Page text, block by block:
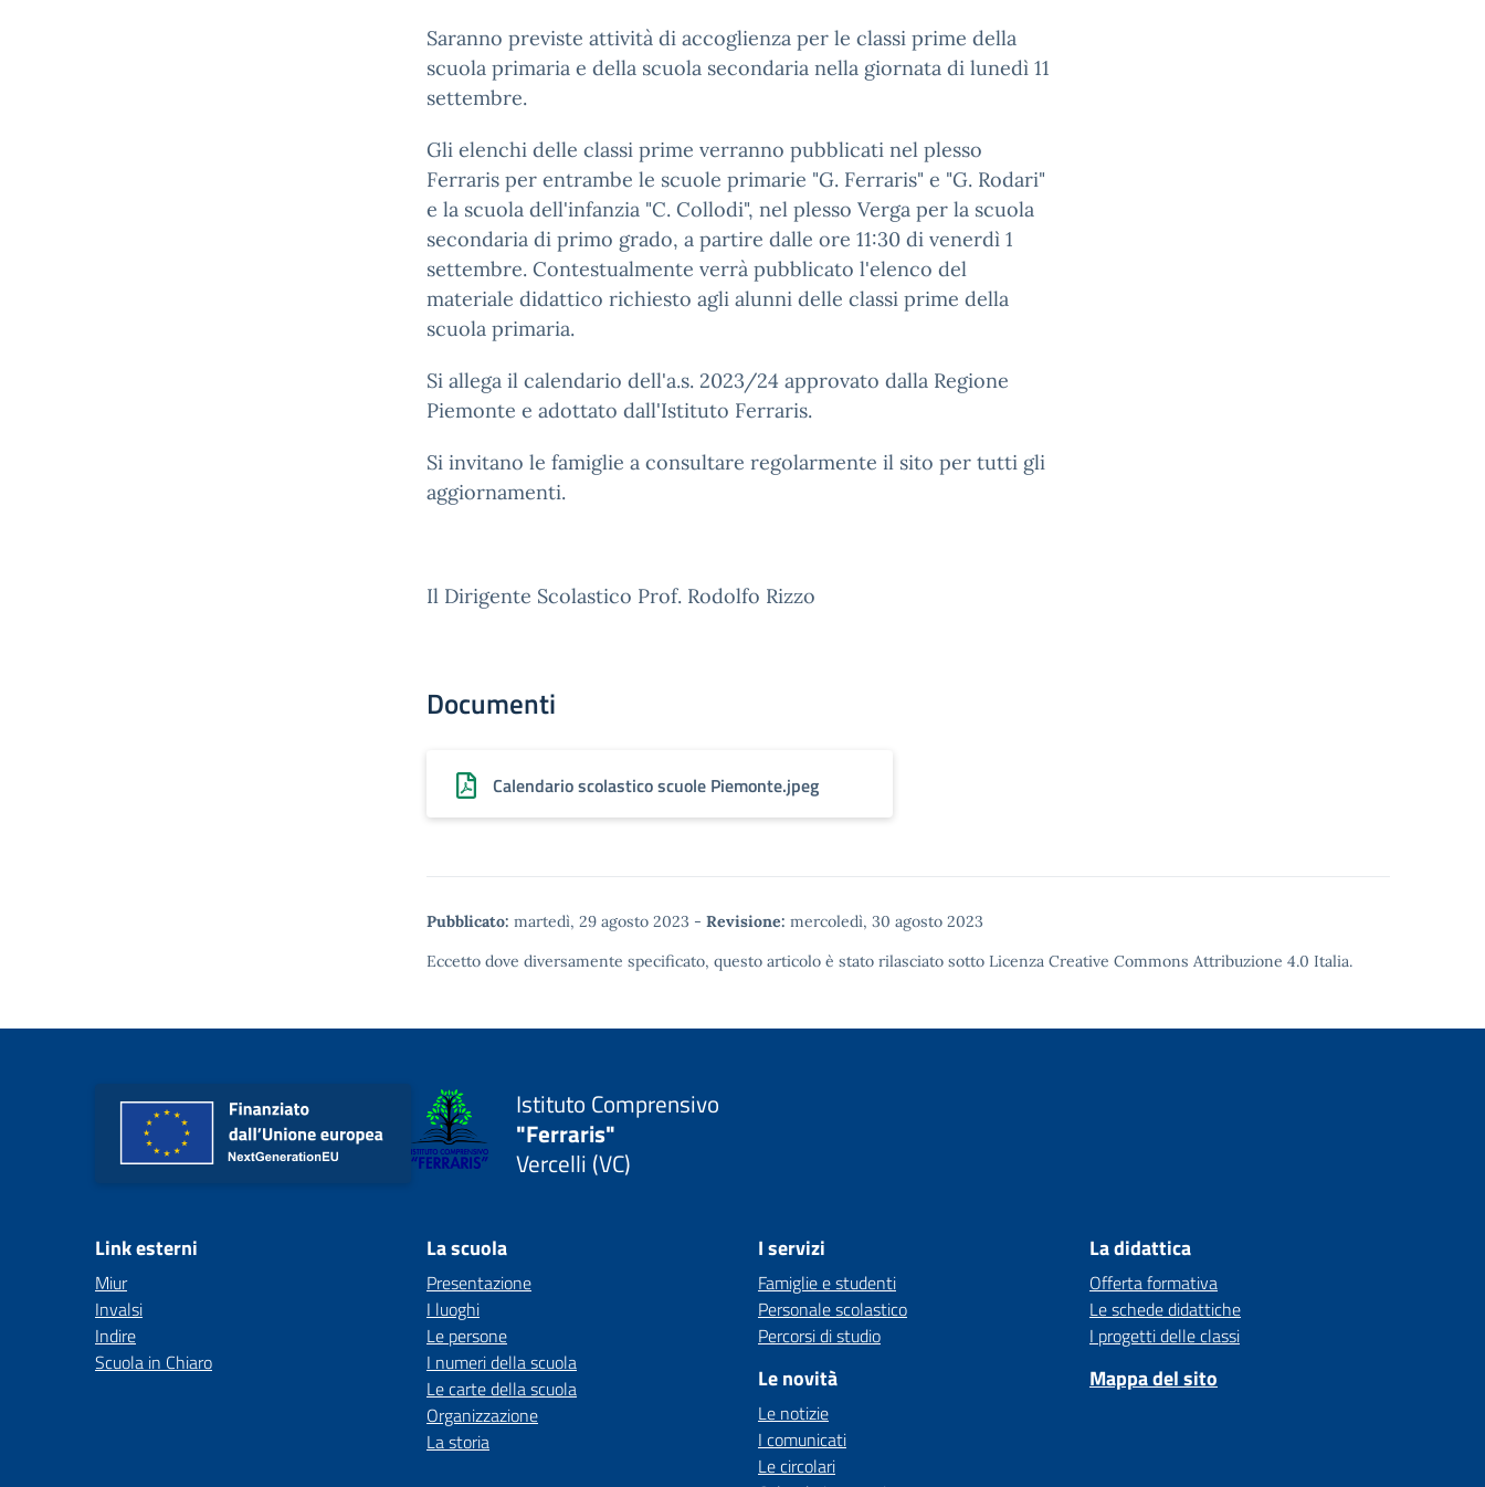
Saranno previste attività di accoglienza per le classi prime della
scuola primaria e della scuola secondaria nella giornata di lunedì 11
settembre.
Gli elenchi delle classi prime verranno pubblicati nel plesso
Ferraris per entrambe le scuole primarie "G. Ferraris" e "G. Rodari"
e la scuola dell'infanzia "C. Collodi", nel plesso Verga per la scuola
secondaria di primo grado, a partire dalle ore 11:30 di venerdì 1
settembre. Contestualmente verrà pubblicato l'elenco del
materiale didattico richiesto agli alunni delle classi prime della
scuola primaria.
Si allega il calendario dell'a.s. 2023/24 approvato dalla Regione
Piemonte e adottato dall'Istituto Ferraris.
Si invitano le famiglie a consultare regolarmente il sito per tutti gli
aggiornamenti.
Il Dirigente Scolastico Prof. Rodolfo Rizzo
Documenti
Calendario scolastico scuole Piemonte.jpeg
Pubblicato: martedì, 29 agosto 2023 - Revisione: mercoledì, 30 agosto 2023
Eccetto dove diversamente specificato, questo articolo è stato rilasciato sotto Licenza Creative Commons Attribuzione 4.0 Italia.
Istituto Comprensivo
"Ferraris"
Vercelli (VC)
Link esterni
Miur
Invalsi
Indire
Scuola in Chiaro
La scuola
Presentazione
I luoghi
Le persone
I numeri della scuola
Le carte della scuola
Organizzazione
La storia
I servizi
Famiglie e studenti
Personale scolastico
Percorsi di studio
Le novità
Le notizie
I comunicati
Le circolari
La didattica
Offerta formativa
Le schede didattiche
I progetti delle classi
Mappa del sito